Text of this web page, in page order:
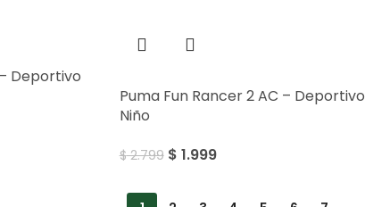
Deportivo
Puma Fun Rancer 2 AC – Deportivo
Niño
$2.799 $ 1.999